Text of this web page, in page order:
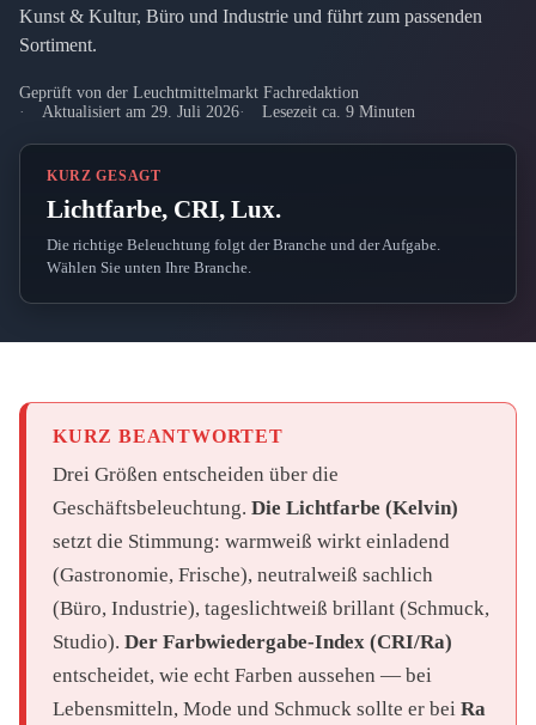
Kunst & Kultur, Büro und Industrie und führt zum passenden
Sortiment.
Geprüft von der Leuchtmittelmarkt Fachredaktion
Aktualisiert am 29. Juli 2026
Lesezeit ca. 9 Minuten
KURZ GESAGT
Lichtfarbe, CRI, Lux.
Die richtige Beleuchtung folgt der Branche und der Aufgabe.
Wählen Sie unten Ihre Branche.
KURZ BEANTWORTET
Drei Größen entscheiden über die
Geschäftsbeleuchtung. Die Lichtfarbe (Kelvin)
setzt die Stimmung: warmweiß wirkt einladend
(Gastronomie, Frische), neutralweiß sachlich
(Büro, Industrie), tageslichtweiß brillant (Schmuck,
Studio). Der Farbwiedergabe-Index (CRI/Ra)
entscheidet, wie echt Farben aussehen — bei
Lebensmitteln, Mode und Schmuck sollte er bei Ra